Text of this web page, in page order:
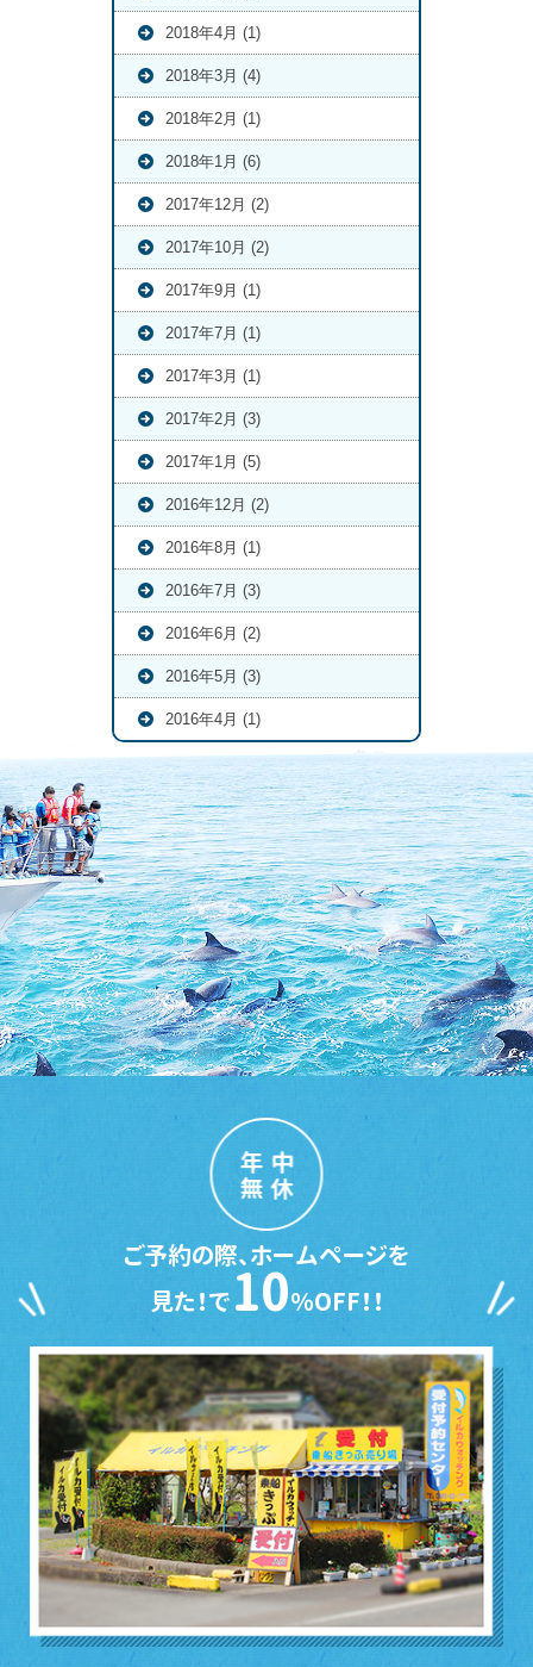
2018年4月 (1)
2018年3月 (4)
2018年2月 (1)
2018年1月 (6)
2017年12月 (2)
2017年10月 (2)
2017年9月 (1)
2017年7月 (1)
2017年3月 (1)
2017年2月 (3)
2017年1月 (5)
2016年12月 (2)
2016年8月 (1)
2016年7月 (3)
2016年6月 (2)
2016年5月 (3)
2016年4月 (1)
年中
無休
ご予約の際、ホームページを
見た！で10％OFF！！